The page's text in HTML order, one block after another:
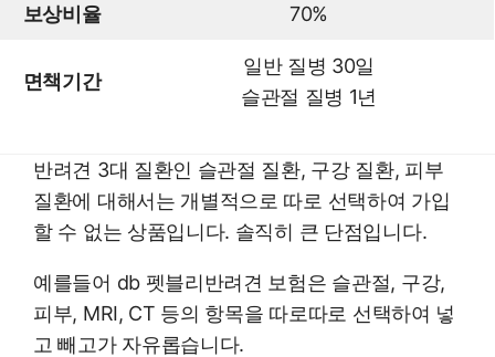
보상비율 70%
면책기간
일반 질병 30일
슬관절 질병 1년
반려견 3대 질환인 슬관절 질환, 구강 질환, 피부
질환에 대해서는 개별적으로 따로 선택하여 가입
할 수 없는 상품입니다. 솔직히 큰 단점입니다.
예를들어 db 펫블리반려견 보험은 슬관절, 구강,
피부, MRI, CT 등의 항목을 따로따로 선택하여 넣
고 빼고가 자유롭습니다.